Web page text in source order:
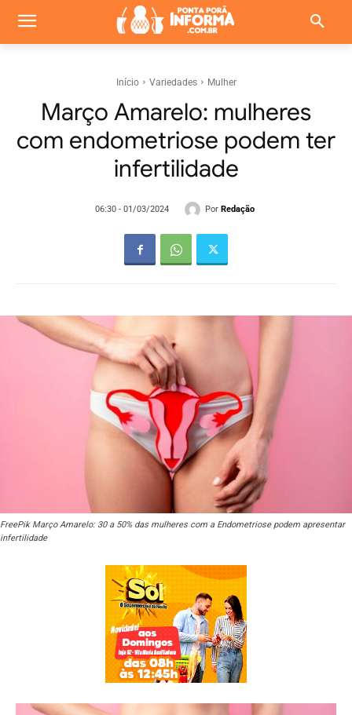
Início Variedades Mulher
Março Amarelo: mulheres
com endometriose podem ter
infertilidade
06:30 - 01/03/2024 Por Redação
FreePik Março Amarelo: 30 a 50% das mulheres com a Endometriose podem apresentar
infertilidade